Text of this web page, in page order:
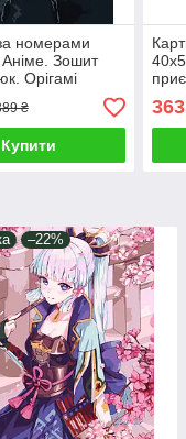
номерами
Зошит
Орігамі
₴
Купити
363
–22%